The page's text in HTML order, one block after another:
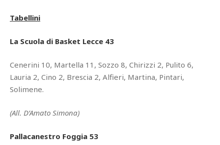
Tabellini
La Scuola di Basket Lecce 43
Cenerini 10, Martella 11, Sozzo 8, Chirizzi 2, Pulito 6,
Lauria 2, Cino 2, Brescia 2, Alfieri, Martina, Pintari,
Solimene.
(All. D’Amato Simona)
Pallacanestro Foggia 53